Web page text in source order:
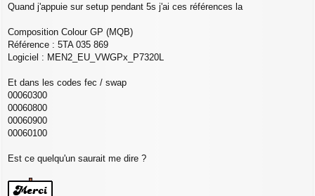
Quand j'appuie sur setup pendant 5s j'ai ces références la
Composition Colour GP (MQB)
Référence : 5TA 035 869
Logiciel : MEN2_EU_VWGPx_P7320L
Et dans les codes fec / swap
00060300
00060800
00060900
00060100
Est ce quelqu'un saurait me dire ?